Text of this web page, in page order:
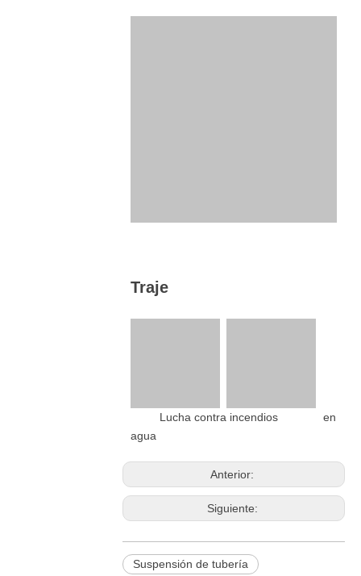
Traje
Lucha contra incendios en
agua
Anterior:
Siguiente:
Suspensión de tubería